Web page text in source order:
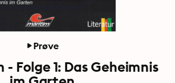
Prøve
Folge 1: Das Geheimnis